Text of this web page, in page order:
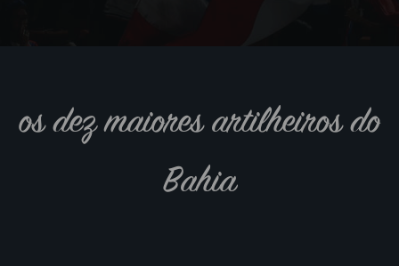
os dez maiores artilheiros do
Bahia